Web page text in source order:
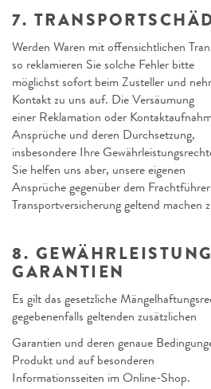
7.
Werden Waren mit offensichtlichen
so reklamieren Sie solche Fehler bitte
möglichst sofort beim Zusteller und
Kontakt zu uns auf. Die Versäumung
einer Reklamation oder
Ansprüche und deren Durchsetzung,
insbesondere Ihre
Sie helfen uns aber, unsere eigenen
Ansprüche gegenüber dem
Transportversicherung geltend machen
8.
GARANTIEN
Es gilt das gesetzliche
gegebenenfalls geltenden zusätzlichen
Garantien und deren genaue
Produkt und auf besonderen
Informationsseiten im Online-Shop.